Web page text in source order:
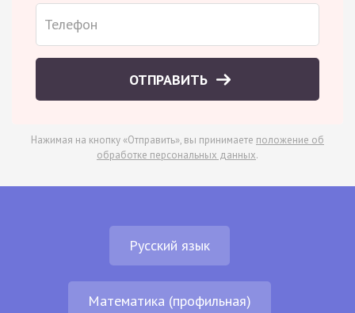
ОТПРАВИТЬ
Нажимая на кнопку «Отправить», вы принимаете положение об
обработке персональных данных.
Русский язык
Математика (профильная)